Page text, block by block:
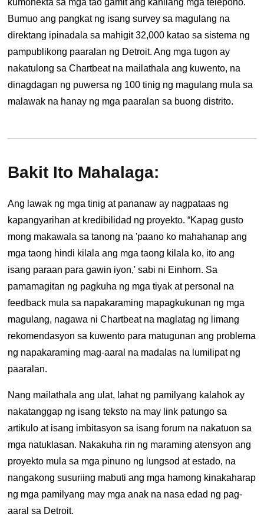
kumonekta sa mga tao gamit ang kanilang mga telepono.
Bumuo ang pangkat ng isang survey sa magulang na
direktang ipinadala sa mahigit 32,000 katao sa sistema ng
pampublikong paaralan ng Detroit. Ang mga tugon ay
nakatulong sa Chartbeat na mailathala ang kuwento, na
dinagdagan ng puwersa ng 100 tinig ng magulang mula sa
malawak na hanay ng mga paaralan sa buong distrito.
Bakit Ito Mahalaga:
Ang lawak ng mga tinig at pananaw ay nagpataas ng
kapangyarihan at kredibilidad ng proyekto. “Kapag gusto
mong makawala sa tanong na 'paano ko mahahanap ang
mga taong hindi kilala ang mga taong kilala ko, ito ang
isang paraan para gawin iyon,' sabi ni Einhorn. Sa
pamamagitan ng pagkuha ng mga tiyak at personal na
feedback mula sa napakaraming mapagkukunan ng mga
magulang, nagawa ni Chartbeat na maglatag ng limang
rekomendasyon sa kuwento para matugunan ang problema
ng napakaraming mag-aaral na madalas na lumilipat ng
paaralan.
Nang mailathala ang ulat, lahat ng pamilyang kalahok ay
nakatanggap ng isang teksto na may link patungo sa
artikulo at isang imbitasyon sa isang forum na nakatuon sa
mga natuklasan. Nakakuha rin ng maraming atensyon ang
proyekto mula sa mga pinuno ng lungsod at estado, na
nangakong susuriing mabuti ang mga hamong kinakaharap
ng mga pamilyang may mga anak na nasa edad ng pag-
aaral sa Detroit.